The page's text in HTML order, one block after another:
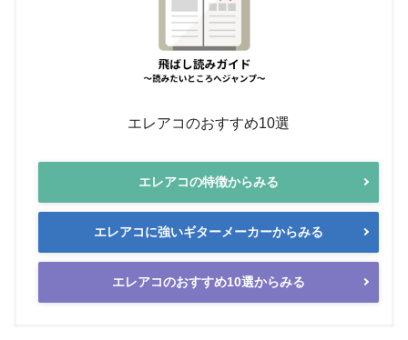
エレアコのおすすめ10選
エレアコの特徴からみる
エレアコに強いギターメーカーからみる
エレアコのおすすめ10選からみる